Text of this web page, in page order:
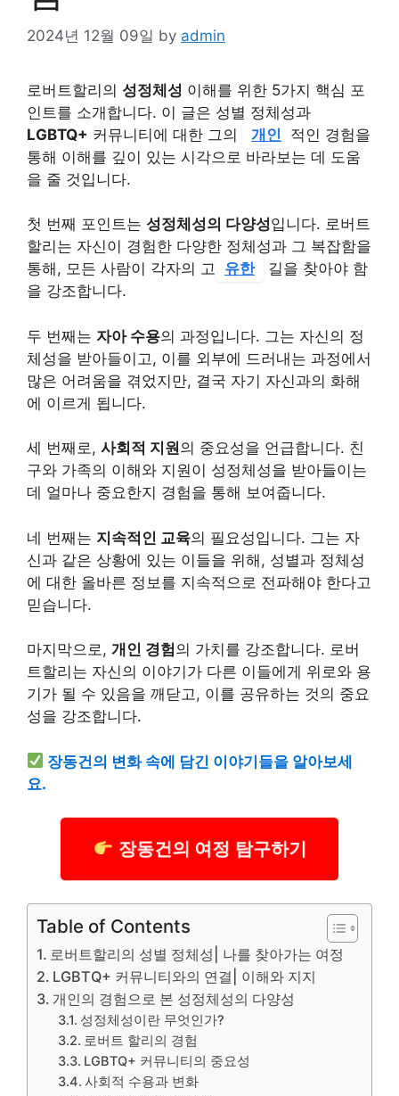
2024년 12월 09일 by admin
로버트할리의 성정체성 이해를 위한 5가지 핵심 포
인트를 소개합니다. 이 글은 성별 정체성과
LGBTQ+ 커뮤니티에 대한 그의 개인
적인 경험을
통해 이해를 깊이 있는 시각으로 바라보는 데 도움
을 줄 것입니다.
첫 번째 포인트는 성정체성의 다양성입니다. 로버트
할리는 자신이 경험한 다양한 정체성과 그 복잡함을
통해, 모든 사람이 각자의 고 유한
길을 찾아야 함
을 강조합니다.
두 번째는 자아 수용의 과정입니다. 그는 자신의 정
체성을 받아들이고, 이를 외부에 드러내는 과정에서
많은 어려움을 겪었지만, 결국 자기 자신과의 화해
에 이르게 됩니다.
세 번째로, 사회적 지원의 중요성을 언급합니다. 친
구와 가족의 이해와 지원이 성정체성을 받아들이는
데 얼마나 중요한지 경험을 통해 보여줍니다.
네 번째는 지속적인 교육의 필요성입니다. 그는 자
신과 같은 상황에 있는 이들을 위해, 성별과 정체성
에 대한 올바른 정보를 지속적으로 전파해야 한다고
믿습니다.
마지막으로, 개인 경험의 가치를 강조합니다. 로버
트할리는 자신의 이야기가 다른 이들에게 위로와 용
기가 될 수 있음을 깨닫고, 이를 공유하는 것의 중요
성을 강조합니다.
장동건의 변화 속에 담긴 이야기들을 알아보세
요.
장동건의 여정 탐구하기
Table of Contents
로버트할리의 성별 정체성| 나를 찾아가는 여정
LGBTQ+ 커뮤니티와의 연결| 이해와 지지
개인의 경험으로 본 성정체성의 다양성
성정체성이란 무엇인가?
로버트 할리의 경험
LGBTQ+ 커뮤니티의 중요성
사회적 수용과 변화